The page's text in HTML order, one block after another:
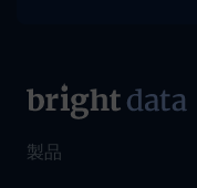
製品